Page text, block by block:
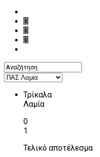
Τρίκαλα
Λαμία
0
1
Τελικό αποτέλεσμα